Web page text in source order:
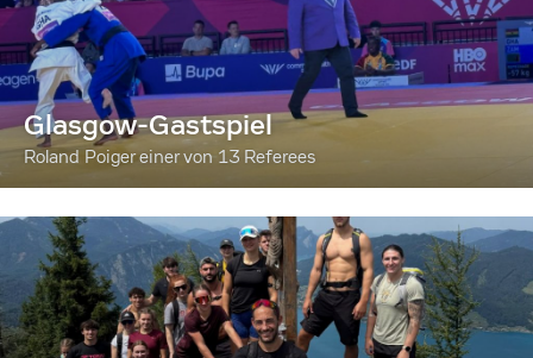
Glasgow-Gastspiel
Roland Poiger einer von 13 Referees